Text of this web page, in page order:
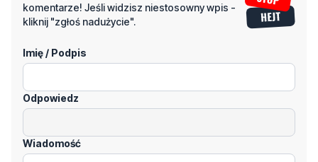
komentarze! Jeśli widzisz niestosowny wpis -
kliknij "zgłoś nadużycie".
Imię / Podpis
Odpowiedz
Wiadomość